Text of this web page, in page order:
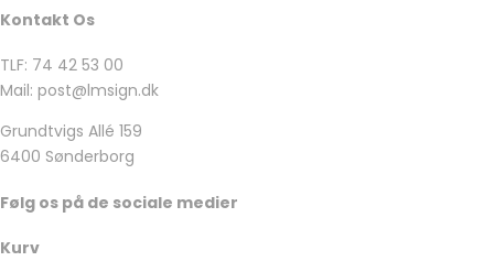
Kontakt Os
TLF: 74 42 53 00
Mail: post@lmsign.dk
Grundtvigs Allé 159
6400 Sønderborg
Følg os på de sociale medier
Kurv